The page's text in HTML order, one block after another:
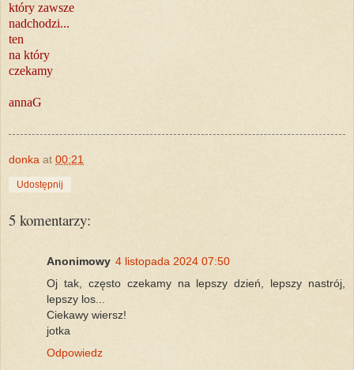
który zawsze
nadchodzi...
ten
na który
czekamy
annaG
donka at 00:21
Udostępnij
5 komentarzy:
Anonimowy 4 listopada 2024 07:50
Oj tak, często czekamy na lepszy dzień, lepszy nastrój,
lepszy los...
Ciekawy wiersz!
jotka
Odpowiedz